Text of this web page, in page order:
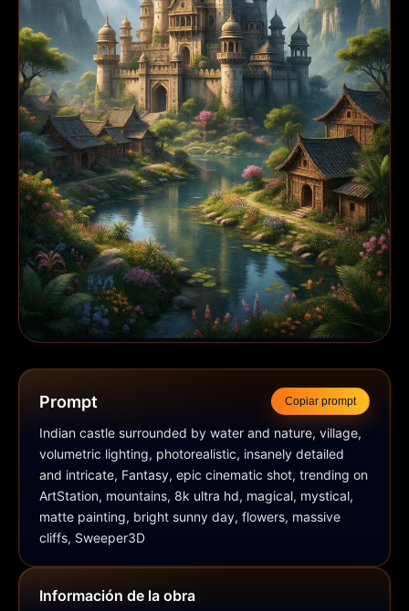
Prompt Copiar prompt
Indian castle surrounded by water and nature, village,
volumetric lighting, photorealistic, insanely detailed
and intricate, Fantasy, epic cinematic shot, trending on
ArtStation, mountains, 8k ultra hd, magical, mystical,
matte painting, bright sunny day, flowers, massive
cliffs, Sweeper3D
Información de la obra